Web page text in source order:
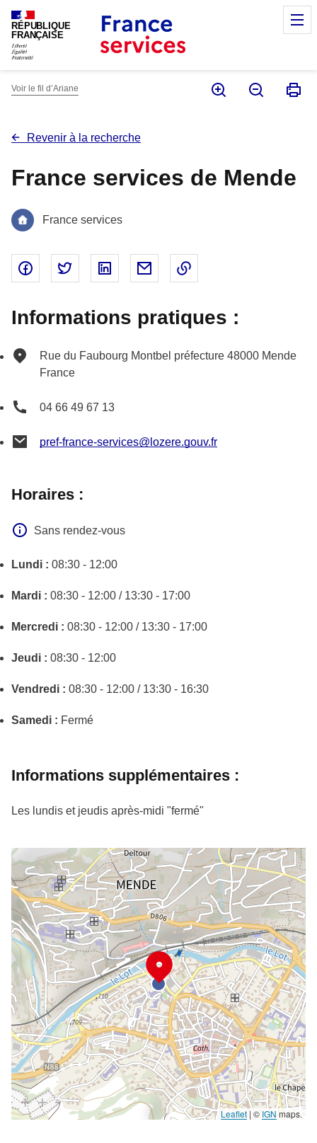
RÉPUBLIQUE
FRANÇAISE
Voir le fil d’Ariane
Revenir à la recherche
France services de Mende
France services
Partager sur Facebook - nouvelle fenêtre
Partager sur Twitter - nouvelle fenêtre
Partager sur Linked In - nouvelle
Partager par email - nouvelle
Informations pratiques :
Rue du Faubourg Montbel préfecture 48000 Mende
France
04 66 49 67 13
pref-france-services@lozere.gouv.fr
Horaires :
Sans rendez-vous
Lundi : 08:30 - 12:00
Mardi : 08:30 - 12:00 / 13:30 - 17:00
Mercredi : 08:30 - 12:00 / 13:30 - 17:00
Jeudi : 08:30 - 12:00
Vendredi : 08:30 - 12:00 / 13:30 - 16:30
Samedi : Fermé
Informations supplémentaires :
Les lundis et jeudis après-midi "fermé"
Leaflet | © IGN maps.